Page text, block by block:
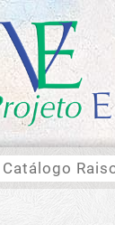
Catálogo